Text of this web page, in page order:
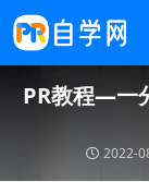
PR教程—一
2022-